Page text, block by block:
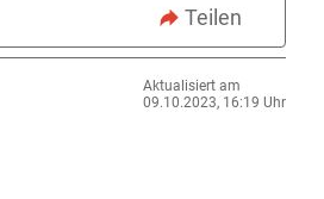
Teilen
Aktualisiert am
09.10.2023, 16:19 Uhr